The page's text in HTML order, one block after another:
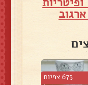
673 צפיות